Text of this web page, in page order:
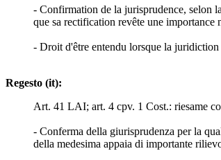
- Confirmation de la jurisprudence, selon
que sa rectification revête une importance
- Droit d'être entendu lorsque la
Regesto (it):
Art. 41 LAI; art. 4 cpv. 1 Cost.: riesame
- Conferma della giurisprudenza per la
della medesima appaia di importante